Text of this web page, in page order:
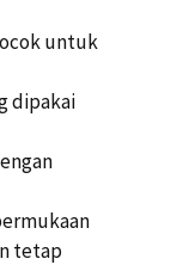
untuk
dipakai
tetap